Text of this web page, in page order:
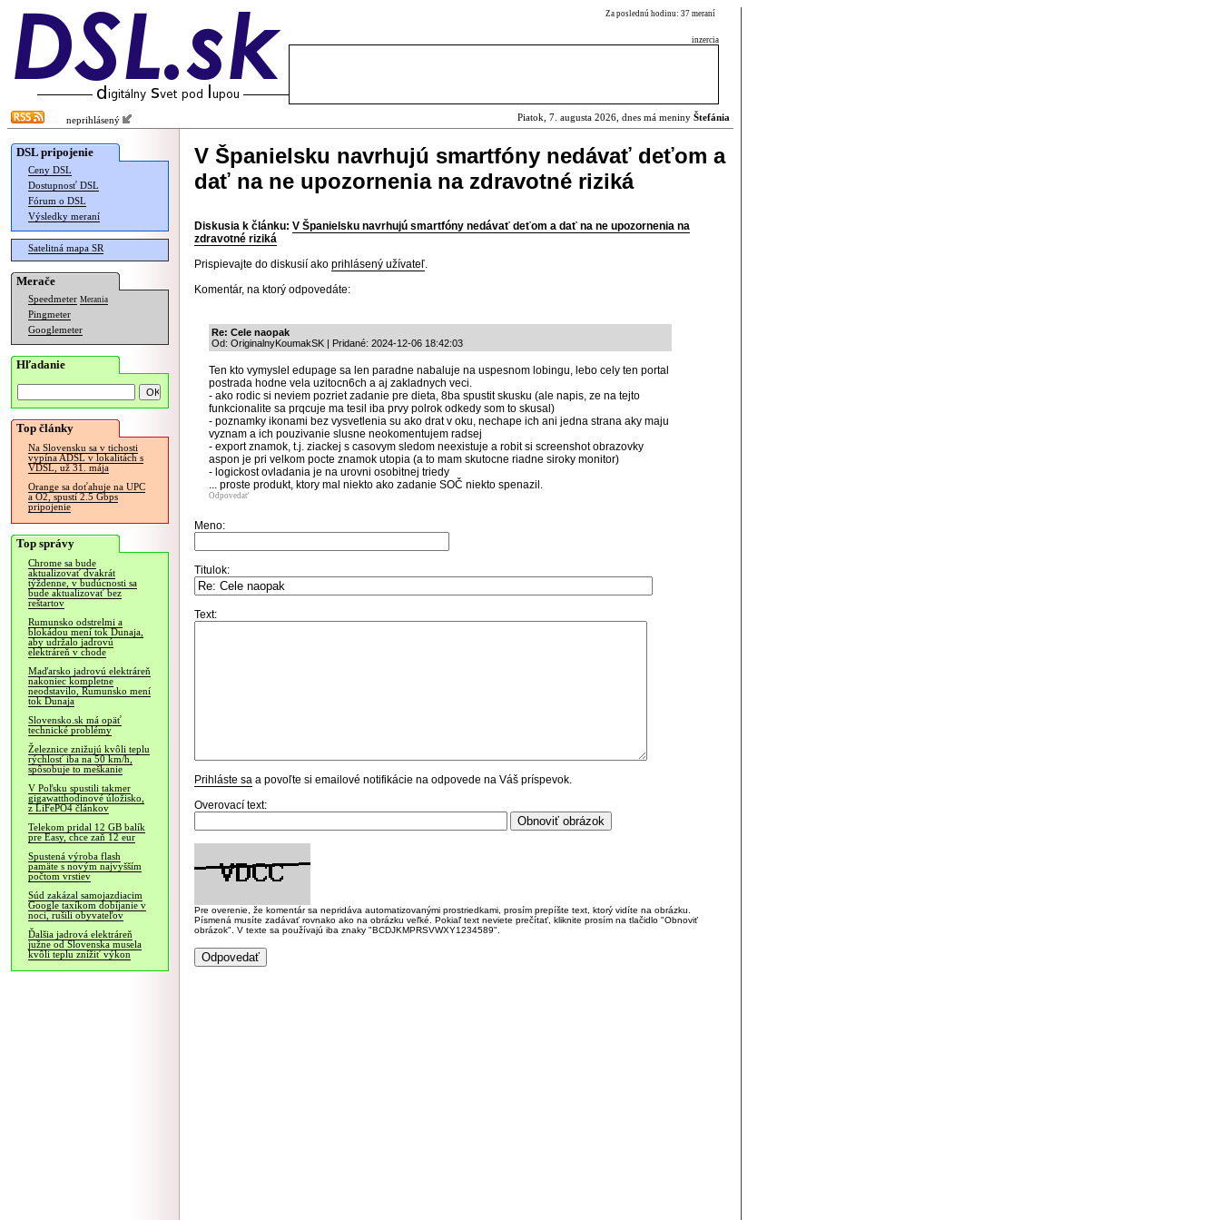
Za poslednú hodinu: 37 meraní
inzercia
neprihlásený Piatok, 7. augusta 2026, dnes má meniny Štefánia
DSL pripojenie
Ceny DSL
Dostupnosť DSL
Fórum o DSL
Výsledky meraní
Satelitná mapa SR
Merače
Speedmeter Merania
Pingmeter
Googlemeter
Hľadanie
Top články
Na Slovensku sa v tichosti
vypína ADSL v lokalitách s
VDSL, už 31. mája
Orange sa doťahuje na UPC
a O2, spustí 2.5 Gbps
pripojenie
Top správy
Chrome sa bude
aktualizovať dvakrát
týždenne, v budúcnosti sa
bude aktualizovať bez
reštartov
Rumunsko odstrelmi a
blokádou mení tok Dunaja,
aby udržalo jadrovú
elektráreň v chode
Maďarsko jadrovú elektráreň
nakoniec kompletne
neodstavilo, Rumunsko mení
tok Dunaja
Slovensko.sk má opäť
technické problémy
Železnice znižujú kvôli teplu
rýchlosť iba na 50 km/h,
spôsobuje to meškanie
V Poľsku spustili takmer
gigawatthodinové úložisko,
z LiFePO4 článkov
Telekom pridal 12 GB balík
pre Easy, chce zaň 12 eur
Spustená výroba flash
pamäte s novým najvyšším
počtom vrstiev
Súd zakázal samojazdiacim
Google taxíkom dobíjanie v
noci, rušili obyvateľov
Ďalšia jadrová elektráreň
južne od Slovenska musela
kvôli teplu znížiť výkon
V Španielsku navrhujú smartfóny nedávať deťom a
dať na ne upozornenia na zdravotné riziká
Diskusia k článku: V Španielsku navrhujú smartfóny nedávať deťom a dať na ne upozornenia na
zdravotné riziká
Prispievajte do diskusií ako prihlásený užívateľ.
Komentár, na ktorý odpovedáte:
Re: Cele naopak
Od: OriginalnyKoumakSK | Pridané: 2024-12-06 18:42:03
Ten kto vymyslel edupage sa len paradne nabaluje na uspesnom lobingu, lebo cely ten portal
postrada hodne vela uzitocn6ch a aj zakladnych veci.
- ako rodic si neviem pozriet zadanie pre dieta, 8ba spustit skusku (ale napis, ze na tejto
funkcionalite sa prqcuje ma tesil iba prvy polrok odkedy som to skusal)
- poznamky ikonami bez vysvetlenia su ako drat v oku, nechape ich ani jedna strana aky maju
vyznam a ich pouzivanie slusne neokomentujem radsej
- export znamok, t.j. ziackej s casovym sledom neexistuje a robit si screenshot obrazovky
aspon je pri velkom pocte znamok utopia (a to mam skutocne riadne siroky monitor)
- logickost ovladania je na urovni osobitnej triedy
... proste produkt, ktory mal niekto ako zadanie SOČ niekto spenazil.
Odpovedať
Meno:
Titulok:
Text:
Prihláste sa a povoľte si emailové notifikácie na odpovede na Váš príspevok.
Overovací text:
Pre overenie, že komentár sa nepridáva automatizovanými prostriedkami, prosím prepíšte text, ktorý vidíte na obrázku.
Písmená musíte zadávať rovnako ako na obrázku veľké. Pokiaľ text neviete prečítať, kliknite prosím na tlačidlo "Obnoviť
obrázok". V texte sa používajú iba znaky "BCDJKMPRSVWXY1234589".